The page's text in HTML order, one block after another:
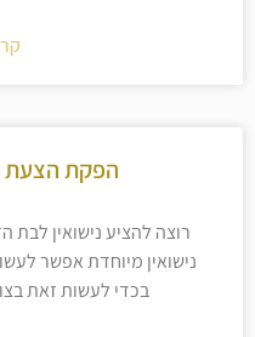
הפקת הצעת
רוצה להציע נישואין
נישואין מיוחדת אפשר
בכדי לעשות זאת